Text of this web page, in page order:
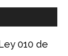
010 de